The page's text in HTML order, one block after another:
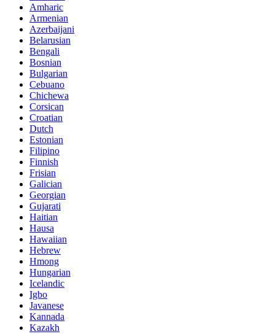
Amharic
Armenian
Azerbaijani
Belarusian
Bengali
Bosnian
Bulgarian
Cebuano
Chichewa
Corsican
Croatian
Dutch
Estonian
Filipino
Finnish
Frisian
Galician
Georgian
Gujarati
Haitian
Hausa
Hawaiian
Hebrew
Hmong
Hungarian
Icelandic
Igbo
Javanese
Kannada
Kazakh